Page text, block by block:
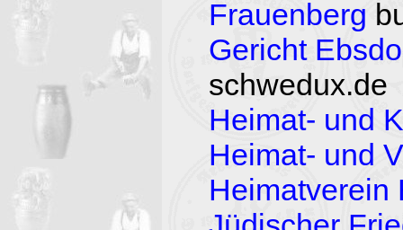
Frauenberg
Gericht
schwedux.de
Heimat- und
Heimat- und
Heimatverein